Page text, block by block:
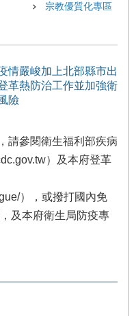
宗教優質化專區
情嚴峻加上北部縣市出
革熱防治工作並加強衛
險
請參閱衛生福利部疾病
）及本府登革
），或撥打國內免
及本府衛生局防疫專